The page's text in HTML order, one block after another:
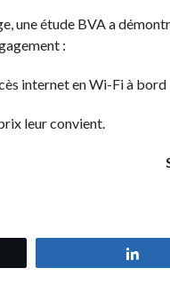
une étude BVA a
:
internet en Wi-Fi à bord
leur convient.